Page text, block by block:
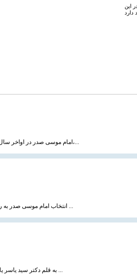
این
امام موسی صدر در اواخر سال ۱۳۳۸ و به دنبال توصیه‌های حضرات آیات بروجردی، حکیم و شیخ مرتضی آل یاسین،...
انتخاب امام موسی صدر به رهبری و زعامت عالی شیعیان لبنان امری تصادفی و اتفاقی نبود بلکه معلول عوامل ...
به قلم دکتر سید یاسر یائو جیده ، سایت مسلم هرالد هنگ كنگ ترجمه : رضا مرادزاده ، 20 بهمن 1383 مقاله ...